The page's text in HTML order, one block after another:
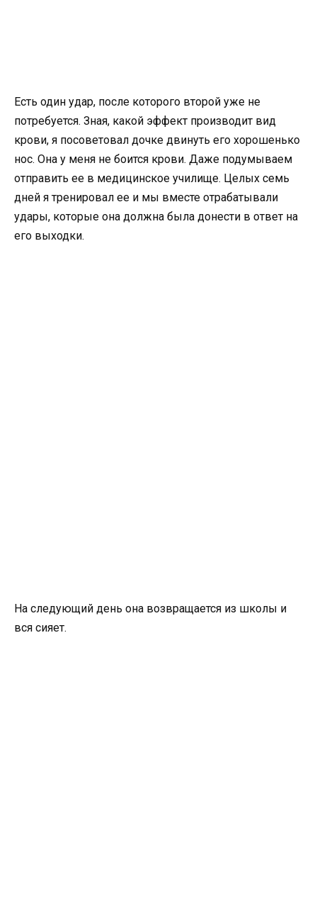
Есть один удар, после которого второй уже не
потребуется. Зная, какой эффект производит вид
крови, я посоветовал дочке двинуть его хорошенько
нос. Она у меня не боится крови. Даже подумываем
отправить ее в медицинское училище. Целых семь
дней я тренировал ее и мы вместе отрабатывали
удары, которые она должна была донести в ответ на
его выходки.
На следующий день она возвращается из школы и
вся сияет.